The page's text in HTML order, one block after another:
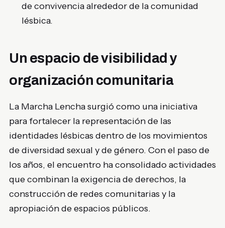
de convivencia alrededor de la comunidad
lésbica.
Un espacio de visibilidad y
organización comunitaria
La Marcha Lencha surgió como una iniciativa
para fortalecer la representación de las
identidades lésbicas dentro de los movimientos
de diversidad sexual y de género. Con el paso de
los años, el encuentro ha consolidado actividades
que combinan la exigencia de derechos, la
construcción de redes comunitarias y la
apropiación de espacios públicos.